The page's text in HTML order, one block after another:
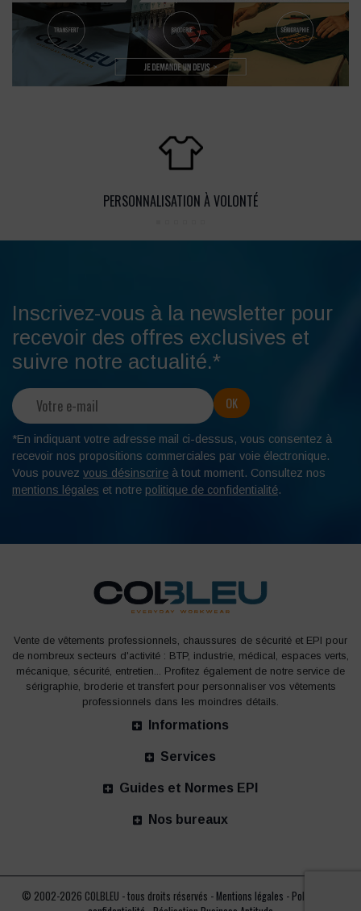
PERSONNALISATION À VOLONTÉ
Inscrivez-vous à la newsletter pour
recevoir des offres exclusives et
suivre notre actualité.*
*En indiquant votre adresse mail ci-dessus, vous consentez à
recevoir nos propositions commerciales par voie électronique.
Vous pouvez vous désinscrire à tout moment. Consultez nos
mentions légales et notre politique de confidentialité.
Vente de vêtements professionnels, chaussures de sécurité et EPI pour
de nombreux secteurs d'activité : BTP, industrie, médical, espaces verts,
mécanique, sécurité, entretien... Profitez également de notre service de
sérigraphie, broderie et transfert pour personnaliser vos vêtements
professionnels dans les moindres détails.
Informations
Services
Guides et Normes EPI
Nos bureaux
© 2002-2026 COLBLEU - tous droits réservés - Mentions légales - Politique de